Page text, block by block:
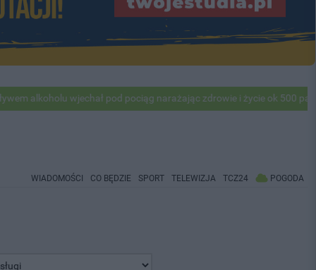
wjechał pod pociąg narażając zdrowie i życie ok 500
WIADOMOŚCI CO BĘDZIE SPORT TELEWIZJA TCZ24 POGODA